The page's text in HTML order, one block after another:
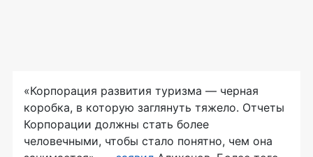
«Корпорация развития туризма — черная
коробка, в которую заглянуть тяжело. Отчеты
Корпорации должны стать более
человечными, чтобы стало понятно, чем она